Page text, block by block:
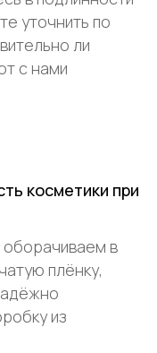
уточнить по
ли
с нами
косметики при
в
плёнку,
из